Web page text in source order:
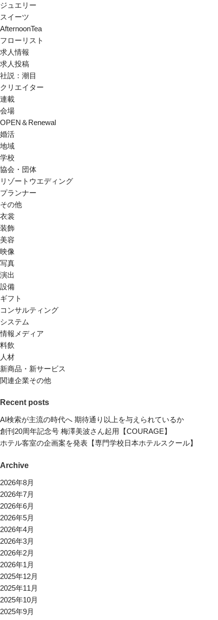
ジュエリー
スイーツ
AfternoonTea
フローリスト
求人情報
求人投稿
社説：潮目
クリエイター
連載
会場
OPEN＆Renewal
婚活
地域
学校
協会・団体
リゾートウエディング
プランナー
その他
衣裳
装飾
美容
映像
写真
演出
設備
ギフト
コンサルティング
システム
情報メディア
料飲
人材
新商品・新サービス
関連企業その他
Recent posts
AI検索が主流の時代へ 期待通り以上を与えられているか
創刊20周年記念号 梅澤美波さん起用【COURAGE】
ホテル客室の企画案を発表【専門学校日本ホテルスクール】
Archive
2026年8月
2026年7月
2026年6月
2026年5月
2026年4月
2026年3月
2026年2月
2026年1月
2025年12月
2025年11月
2025年10月
2025年9月